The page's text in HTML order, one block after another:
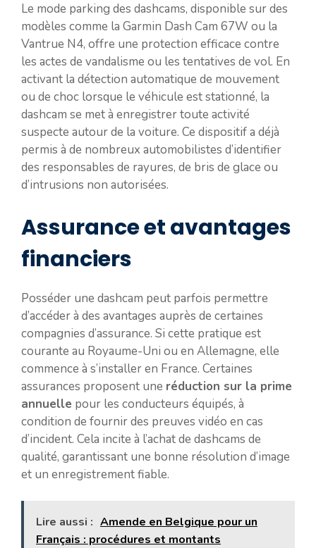
Le mode parking des dashcams, disponible sur des
modèles comme la Garmin Dash Cam 67W ou la
Vantrue N4, offre une protection efficace contre
les actes de vandalisme ou les tentatives de vol. En
activant la détection automatique de mouvement
ou de choc lorsque le véhicule est stationné, la
dashcam se met à enregistrer toute activité
suspecte autour de la voiture. Ce dispositif a déjà
permis à de nombreux automobilistes d’identifier
des responsables de rayures, de bris de glace ou
d’intrusions non autorisées.
Assurance et avantages
financiers
Posséder une dashcam peut parfois permettre
d’accéder à des avantages auprès de certaines
compagnies d’assurance. Si cette pratique est
courante au Royaume-Uni ou en Allemagne, elle
commence à s’installer en France. Certaines
assurances proposent une réduction sur la prime
annuelle pour les conducteurs équipés, à
condition de fournir des preuves vidéo en cas
d’incident. Cela incite à l’achat de dashcams de
qualité, garantissant une bonne résolution d’image
et un enregistrement fiable.
Lire aussi : Amende en Belgique pour un
Français : procédures et montants